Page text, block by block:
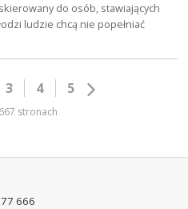
do osób, stawiających
ludzie chcą nie popełniać
3 4 5
stronach
666